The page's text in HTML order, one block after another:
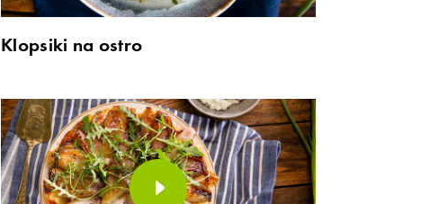
Klopsiki na ostro